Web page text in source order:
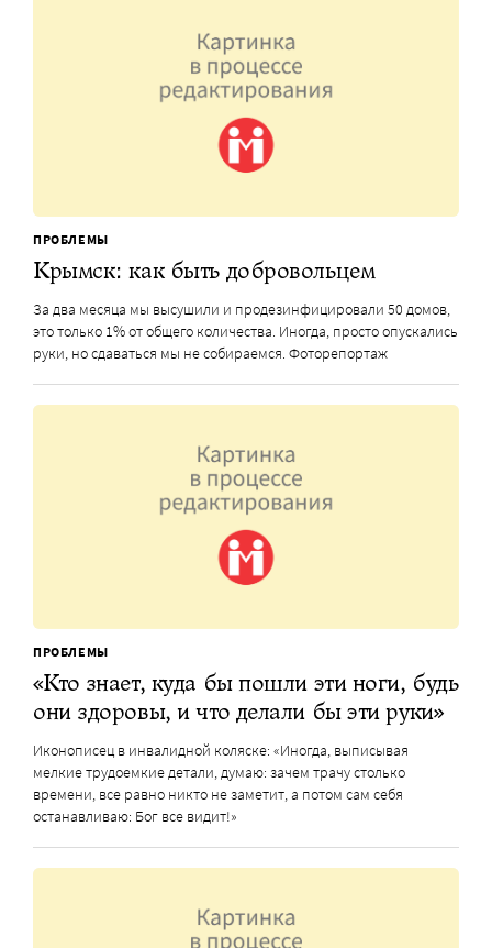
ПРОБЛЕМЫ
Крымск: как быть добровольцем
За два месяца мы высушили и продезинфицировали 50 домов,
это только 1% от общего количества. Иногда, просто опускались
руки, но сдаваться мы не собираемся. Фоторепортаж
ПРОБЛЕМЫ
«Кто знает, куда бы пошли эти ноги, будь
они здоровы, и что делали бы эти руки»
Иконописец в инвалидной коляске: «Иногда, выписывая
мелкие трудоемкие детали, думаю: зачем трачу столько
времени, все равно никто не заметит, а потом сам себя
останавливаю: Бог все видит!»